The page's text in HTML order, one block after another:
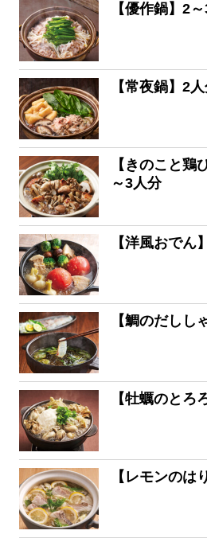
【優作鍋】2
【常夜鍋】2
【きのこと鶏
～3人分
【洋風おでん
【鯛のだしし
【牡蠣のとろ
【レモンのは